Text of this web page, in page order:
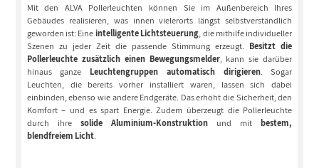
Mit den ALVA Pollerleuchten können Sie im Außenbereich Ihres
Gebäudes realisieren, was innen vielerorts längst selbstverständlich
geworden ist: Eineintelligente Lichtsteuerung, die mithilfe individueller
Szenen zu jeder Zeit die passende Stimmung erzeugt. Besitzt die
Pollerleuchte zusätzlich einen Bewegungsmelder, kann sie darüber
hinaus ganze Leuchtengruppen automatisch dirigieren. Sogar
Leuchten, die bereits vorher installiert waren, lassen sich dabei
einbinden, ebenso wie andere Endgeräte. Das erhöht die Sicherheit, den
Komfort – und es spart Energie. Zudem überzeugt die Pollerleuchte
durch ihresolide Aluminium-Konstruktion und mitbestem,
blendfreiem Licht.